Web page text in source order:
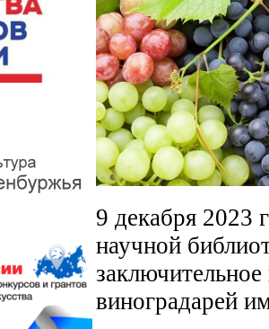
9 декабря 2023
научной
заключительное
виноградарей